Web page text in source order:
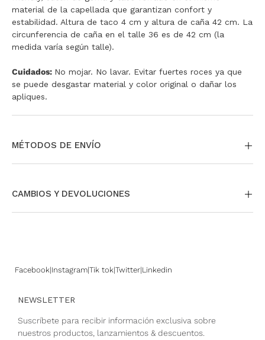
35
37
material de la capellada que garantizan confort y
estabilidad. Altura de taco 4 cm y altura de caña 42 cm. La
circunferencia de caña en el talle 36 es de 42 cm (la
medida varía según talle).
Cuidados: No mojar. No lavar. Evitar fuertes roces ya que
se puede desgastar material y color original o dañar los
apliques.
MÉTODOS DE ENVÍO
También podésretirar en nuestras tiendas sin cargo.
CAMBIOS Y DEVOLUCIONES
Facebook Instagram Tik tok Twitter Linkedin
NEWSLETTER
Suscríbete para recibir información exclusiva sobre
nuestros productos, lanzamientos & descuentos.